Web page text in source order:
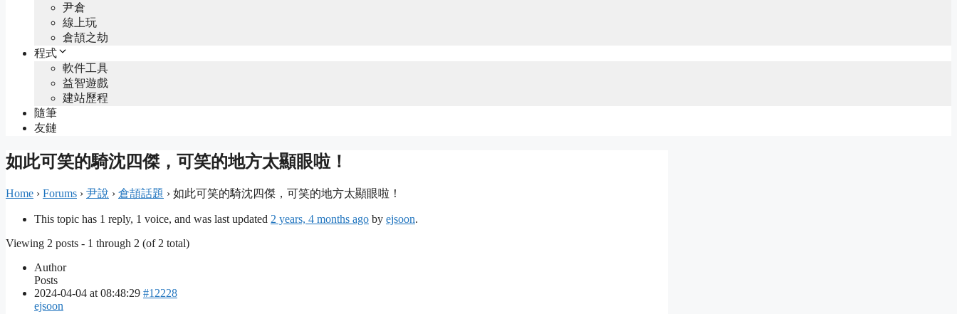
尹倉
線上玩
倉頡之劫
程式
軟件工具
益智遊戲
建站歷程
隨筆
友鏈
如此可笑的騎沈四傑，可笑的地方太顯眼啦！
Home › Forums › 尹說 › 倉頡話題 › 如此可笑的騎沈四傑，可笑的地方太顯眼啦！
This topic has 1 reply, 1 voice, and was last updated 2 years, 4 months ago by ejsoon.
Viewing 2 posts - 1 through 2 (of 2 total)
Author
Posts
2024-04-04 at 08:48:29 #12228
ejsoon